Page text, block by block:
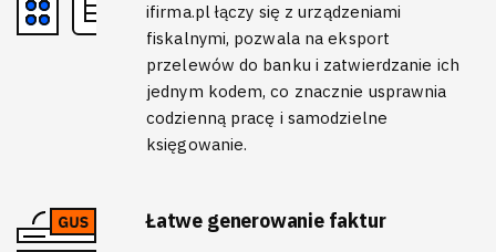
ifirma.pl łączy się z urządzeniami
fiskalnymi, pozwala na eksport
przelewów do banku i zatwierdzanie ich
jednym kodem, co znacznie usprawnia
codzienną pracę i samodzielne
księgowanie.
Łatwe generowanie faktur